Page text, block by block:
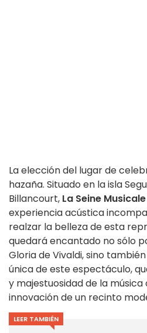
La elección del lugar de
hazaña. Situado en la isla
Billancourt, La Seine Musicale
experiencia acústica
realzar la belleza de esta
quedará encantado no sólo
Gloria de Vivaldi, sino
única de este espectáculo,
y majestuosidad de la
innovación de un recinto
LEER TAMBIÉN